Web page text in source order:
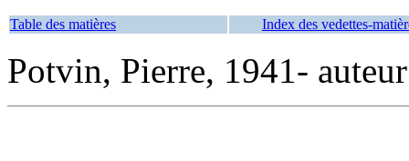
Table des matières Index des vedettes-
Potvin, Pierre, 1941- auteur